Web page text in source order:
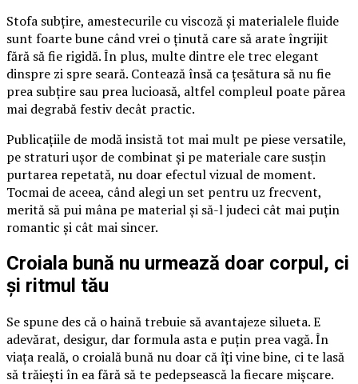
Stofa subțire, amestecurile cu viscoză și materialele fluide
sunt foarte bune când vrei o ținută care să arate îngrijit
fără să fie rigidă. În plus, multe dintre ele trec elegant
dinspre zi spre seară. Contează însă ca țesătura să nu fie
prea subțire sau prea lucioasă, altfel compleul poate părea
mai degrabă festiv decât practic.
Publicațiile de modă insistă tot mai mult pe piese versatile,
pe straturi ușor de combinat și pe materiale care susțin
purtarea repetată, nu doar efectul vizual de moment.
Tocmai de aceea, când alegi un set pentru uz frecvent,
merită să pui mâna pe material și să-l judeci cât mai puțin
romantic și cât mai sincer.
Croiala bună nu urmează doar corpul, ci
și ritmul tău
Se spune des că o haină trebuie să avantajeze silueta. E
adevărat, desigur, dar formula asta e puțin prea vagă. În
viața reală, o croială bună nu doar că îți vine bine, ci te lasă
să trăiești în ea fără să te pedepsească la fiecare mișcare.